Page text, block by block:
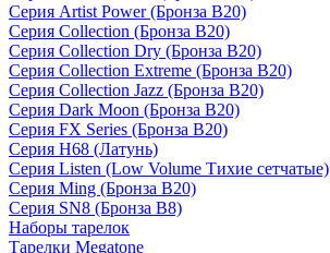
Серия Artist Power (Бронза B20)
Серия Collection (Бронза B20)
Серия Collection Dry (Бронза B20)
Серия Collection Extreme (Бронза B20)
Серия Collection Jazz (Бронза B20)
Серия Dark Moon (Бронза B20)
Серия FX Series (Бронза B20)
Серия H68 (Латунь)
Серия Listen (Low Volume Тихие сетчатые)
Серия Ming (Бронза B20)
Серия SN8 (Бронза B8)
Наборы тарелок
Тарелки Megatone